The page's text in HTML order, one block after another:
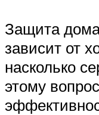
Защита
зависит от
насколько
этому